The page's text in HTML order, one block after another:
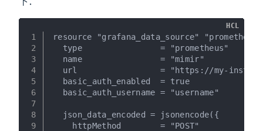
1
2
3
4
5
6
7
8
9
resource "grafana_data_source"
  type                = "prometheus"
  name                = "mimir"
url                 = "https://my-
  basic_auth_enabled  = true
  basic_auth_username = "username"
  json_data_encoded = jsonencode({
    httpMethod        = "POST"
HCL